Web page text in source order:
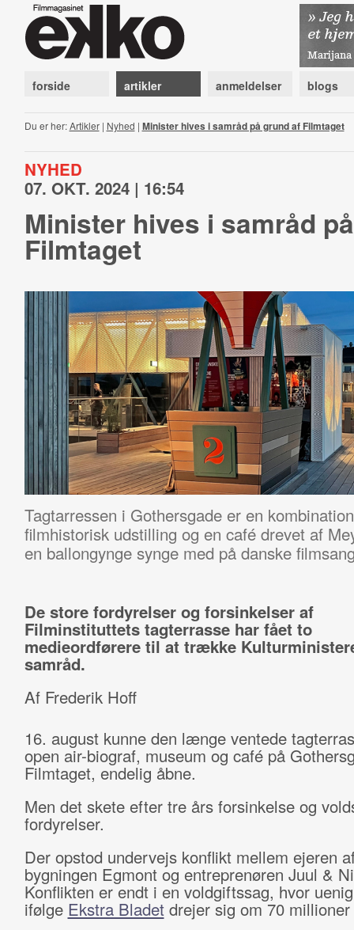
forside artikler anmeldelser blogs
Du er her:Artikler| Nyhed | Minister hives i samråd på grund af Filmtaget
NYHED
07. OKT. 2024 | 16:54
Minister hives i samråd
Filmtaget
Tagtarressen i Gothersgade er en
filmhistorisk udstilling og en café drevet af
en ballongynge synge med på danske
De store fordyrelser og forsinkelser af
Filminstituttets tagterrasse har fået to
medieordførere til at trække
samråd.
Af Frederik Hoff
16. august kunne den længe ventede
open air-biograf, museum og café på
Filmtaget, endelig åbne.
Men det skete efter tre års forsinkelse og
fordyrelser.
Der opstod undervejs konflikt mellem ejeren
bygningen Egmont og entreprenøren Juul &
Konflikten er endt i en voldgiftssag, hvor
ifølge Ekstra Bladetdrejer sig om 70 millioner